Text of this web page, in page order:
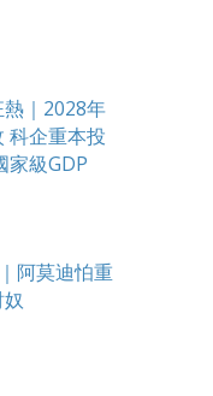
｜2028年
科企重本投
家級GDP
阿莫迪怕重